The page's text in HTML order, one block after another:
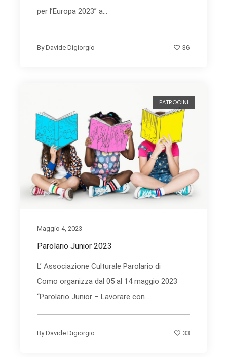
per l’Europa 2023” a...
ByDavide Digiorgio 36
PATROCINI
Maggio 4, 2023
Parolario Junior 2023
L’ Associazione Culturale Parolario di
Como organizza dal 05 al 14 maggio 2023
“Parolario Junior – Lavorare con...
ByDavide Digiorgio 33